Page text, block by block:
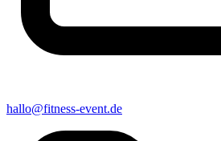
hallo@fitness-event.de